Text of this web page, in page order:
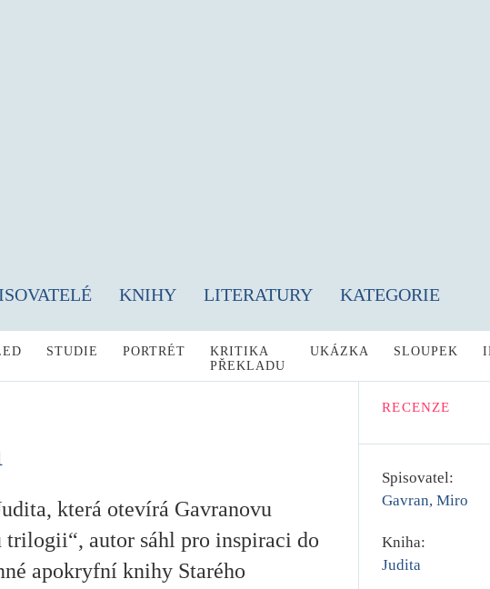
KNIHY LITERATURY KATEGORIE
STUDIE PORTRÉT
KRITIKA
PŘEKLADU
UKÁZKA SLOUPEK
která otevírá Gavranovu
autor sáhl pro inspiraci do
apokryfní knihy Starého
RECENZE
Spisovatel:
Gavran, Miro
Kniha:
Judita